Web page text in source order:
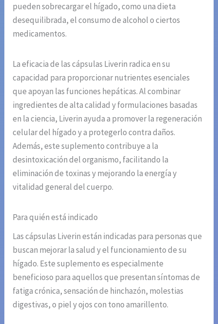
pueden sobrecargar el hígado, como una dieta
desequilibrada, el consumo de alcohol o ciertos
medicamentos.
La eficacia de las cápsulas Liverin radica en su
capacidad para proporcionar nutrientes esenciales
que apoyan las funciones hepáticas. Al combinar
ingredientes de alta calidad y formulaciones basadas
en la ciencia, Liverin ayuda a promover la regeneración
celular del hígado y a protegerlo contra daños.
Además, este suplemento contribuye a la
desintoxicación del organismo, facilitando la
eliminación de toxinas y mejorando la energía y
vitalidad general del cuerpo.
Para quién está indicado
Las cápsulas Liverin están indicadas para personas que
buscan mejorar la salud y el funcionamiento de su
hígado. Este suplemento es especialmente
beneficioso para aquellos que presentan síntomas de
fatiga crónica, sensación de hinchazón, molestias
digestivas, o piel y ojos con tono amarillento.